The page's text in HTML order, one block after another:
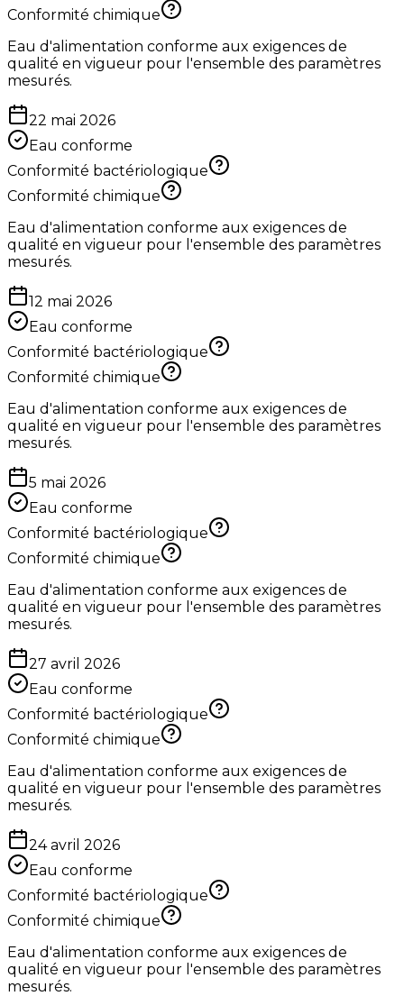
Conformité chimique
Eau d'alimentation conforme aux exigences de
qualité en vigueur pour l'ensemble des paramètres
mesurés.
22 mai 2026
Eau conforme
Conformité bactériologique
Conformité chimique
Eau d'alimentation conforme aux exigences de
qualité en vigueur pour l'ensemble des paramètres
mesurés.
12 mai 2026
Eau conforme
Conformité bactériologique
Conformité chimique
Eau d'alimentation conforme aux exigences de
qualité en vigueur pour l'ensemble des paramètres
mesurés.
5 mai 2026
Eau conforme
Conformité bactériologique
Conformité chimique
Eau d'alimentation conforme aux exigences de
qualité en vigueur pour l'ensemble des paramètres
mesurés.
27 avril 2026
Eau conforme
Conformité bactériologique
Conformité chimique
Eau d'alimentation conforme aux exigences de
qualité en vigueur pour l'ensemble des paramètres
mesurés.
24 avril 2026
Eau conforme
Conformité bactériologique
Conformité chimique
Eau d'alimentation conforme aux exigences de
qualité en vigueur pour l'ensemble des paramètres
mesurés.